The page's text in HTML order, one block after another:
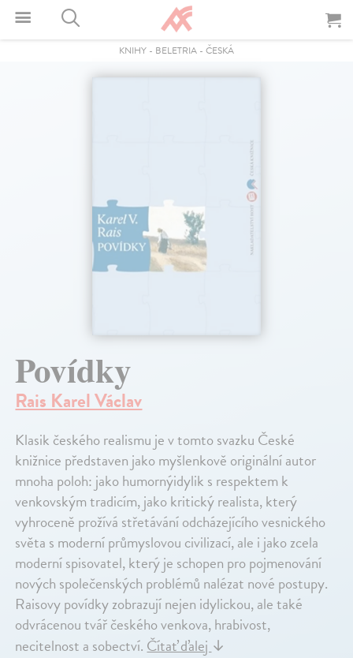
KNIHY - BELETRIA - ČESKÁ
Povídky
Rais Karel Václav
Klasik českého realismu je v tomto svazku České
knižnice představen jako myšlenkově originální autor
mnoha poloh: jako humornýidylik s respektem k
venkovským tradicím, jako kritický realista, který
vyhroceně prožívá střetávání odcházejícího vesnického
světa s moderní průmyslovou civilizací, ale i jako zcela
moderní spisovatel, který je schopen pro pojmenování
nových společenských problémů nalézat nové postupy.
Raisovy povídky zobrazují nejen idylickou, ale také
odvrácenou tvář českého venkova, hrabivost,
necitelnost a sobectví.Čítať ďalej↓